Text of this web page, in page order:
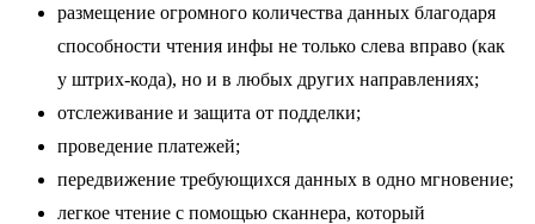
размещение огромного количества данных благодаря
способности чтения инфы не только слева вправо (как
у штрих-кода), но и в любых других направлениях;
отслеживание и защита от подделки;
проведение платежей;
передвижение требующихся данных в одно мгновение;
легкое чтение с помощью сканнера, который